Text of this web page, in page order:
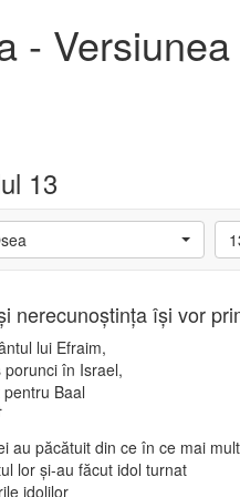
-
13
nerecunoştinţa îşi vor
lui Efraim,
porunci în Israel,
Baal
au păcătuit din ce în ce mai mult
lor şi-au făcut idol turnat
idolilor